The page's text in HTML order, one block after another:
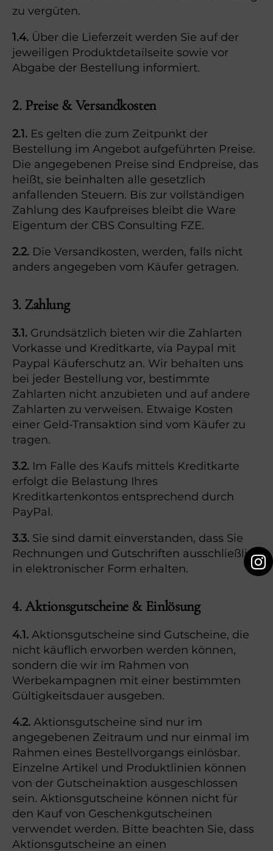
zu vergüten.
1.4. Über die Lieferzeit werden Sie auf der
jeweiligen Produktdetailseite sowie vor
Abgabe der Bestellung informiert.
2. Preise & Versandkosten
2.1. Es gelten die zum Zeitpunkt der
Bestellung im Angebot aufgeführten Preise.
Die angegebenen Preise sind Endpreise, das
heißt, sie beinhalten alle gesetzlich
anfallenden Steuern. Bis zur vollständigen
Zahlung des Kaufpreises bleibt die Ware
Eigentum der CBS Consulting FZE.
2.2. Die Versandkosten, werden, falls nicht
anders angegeben vom Käufer getragen.
3. Zahlung
3.1. Grundsätzlich bieten wir die Zahlarten
Vorkasse und Kreditkarte, via Paypal mit
Paypal Käuferschutz an. Wir behalten uns
bei jeder Bestellung vor, bestimmte
Zahlarten nicht anzubieten und auf andere
Zahlarten zu verweisen. Etwaige Kosten
einer Geld-Transaktion sind vom Käufer zu
tragen.
3.2. Im Falle des Kaufs mittels Kreditkarte
erfolgt die Belastung Ihres
Kreditkartenkontos entsprechend durch
PayPal.
3.3. Sie sind damit einverstanden, dass Sie
Rechnungen und Gutschriften ausschließlich
in elektronischer Form erhalten.
4. Aktionsgutscheine & Einlösung
4.1. Aktionsgutscheine sind Gutscheine, die
nicht käuflich erworben werden können,
sondern die wir im Rahmen von
Werbekampagnen mit einer bestimmten
Gültigkeitsdauer ausgeben.
4.2. Aktionsgutscheine sind nur im
angegebenen Zeitraum und nur einmal im
Rahmen eines Bestellvorgangs einlösbar.
Einzelne Artikel und Produktlinien können
von der Gutscheinaktion ausgeschlossen
sein. Aktionsgutscheine können nicht für
den Kauf von Geschenkgutscheinen
verwendet werden. Bitte beachten Sie, dass
Aktionsgutscheine an einen